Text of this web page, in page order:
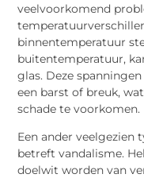
veelvoorkomend
binnentemperatuur
buitentemperatuur,
glas. Deze
een barst of breuk,
schade te voorkomen.
Een ander veelgezien
betreft vandalisme.
doelwit worden van